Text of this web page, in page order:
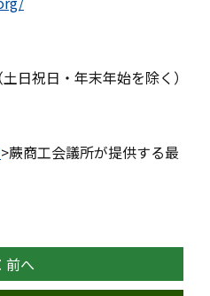
日祝日・年末年始を除く）
>蕨商工会議所が提供する最
前へ